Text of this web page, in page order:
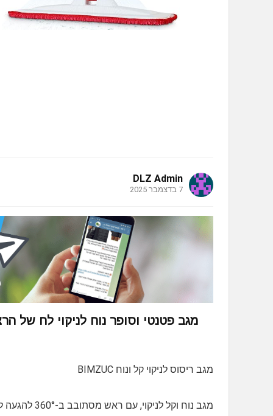
DLZ Admin
7 בדצמבר 2025
מגב פטנטי וסופר נוח לניקוי לח של
מגב ריסוס לניקוי קל ונוח BIMZUC
מגב נוח וקל